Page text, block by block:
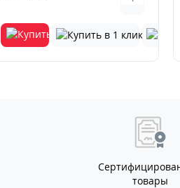
товары